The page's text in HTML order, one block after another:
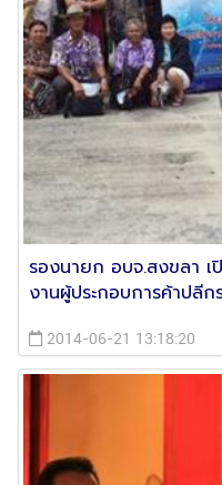
รองนายก อบจ.สงขลา เ
งานผู้ประกอบการค้าปลี
2014-06-21 13:18:20